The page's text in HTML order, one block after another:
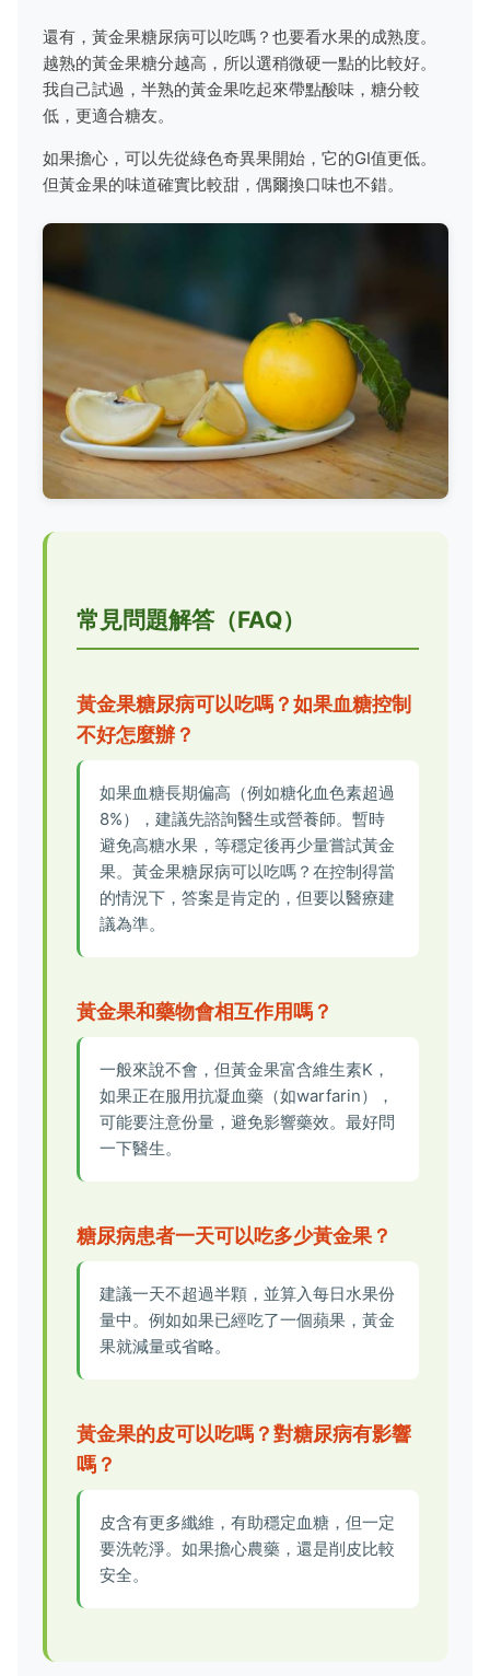
還有，黃金果糖尿病可以吃嗎？也要看水果的成熟度。
越熟的黃金果糖分越高，所以選稍微硬一點的比較好。
我自己試過，半熟的黃金果吃起來帶點酸味，糖分較
低，更適合糖友。
如果擔心，可以先從綠色奇異果開始，它的GI值更低。
但黃金果的味道確實比較甜，偶爾換口味也不錯。
常見問題解答（FAQ）
黃金果糖尿病可以吃嗎？如果血糖控制
不好怎麼辦？
如果血糖長期偏高（例如糖化血色素超過
8%），建議先諮詢醫生或營養師。暫時
避免高糖水果，等穩定後再少量嘗試黃金
果。黃金果糖尿病可以吃嗎？在控制得當
的情況下，答案是肯定的，但要以醫療建
議為準。
黃金果和藥物會相互作用嗎？
一般來說不會，但黃金果富含維生素K，
如果正在服用抗凝血藥（如warfarin），
可能要注意份量，避免影響藥效。最好問
一下醫生。
糖尿病患者一天可以吃多少黃金果？
建議一天不超過半顆，並算入每日水果份
量中。例如如果已經吃了一個蘋果，黃金
果就減量或省略。
黃金果的皮可以吃嗎？對糖尿病有影響
嗎？
皮含有更多纖維，有助穩定血糖，但一定
要洗乾淨。如果擔心農藥，還是削皮比較
安全。